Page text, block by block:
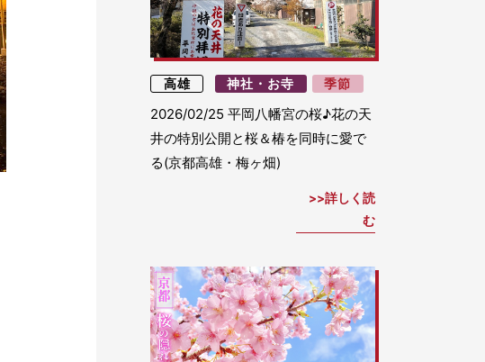
高雄 神社・お寺 季節
2026/02/25 平岡八幡宮の桜♪花の天
井の特別公開と桜＆椿を同時に愛で
る(京都高雄・梅ヶ畑)
詳しく読
む